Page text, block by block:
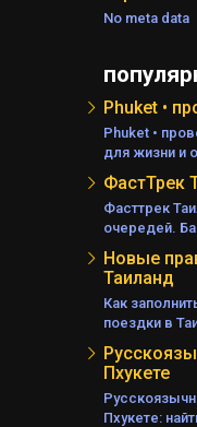
No meta data
Phuket •
Phuket •
для жизни и
ФастТрек
Фасттрек
очередей.
Новые
Таиланд
Как
поездки в
Пхукете
Пхукете: